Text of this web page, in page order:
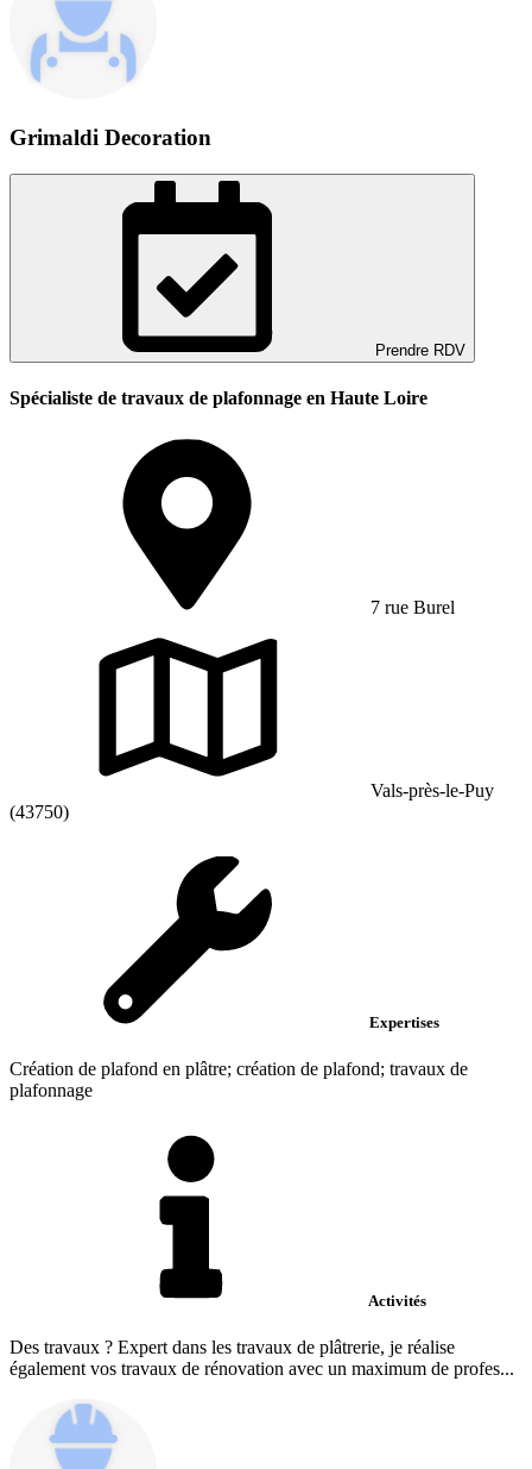
Grimaldi Decoration
Prendre RDV
Spécialiste de travaux de plafonnage en Haute Loire
7 rue Burel
Vals-près-le-Puy
(43750)
Expertises
Création de plafond en plâtre; création de plafond; travaux de
plafonnage
Activités
Des travaux ? Expert dans les travaux de plâtrerie, je réalise
également vos travaux de rénovation avec un maximum de profes...